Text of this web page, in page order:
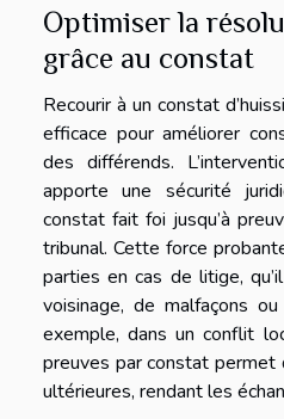
Optimiser la
grâce au constat
Recourir à un constat
efficace pour améliorer
des différends.
apporte une sécurité
constat fait foi jusqu’à
tribunal. Cette force
parties en cas de litige,
voisinage, de malfaçons
exemple, dans un conflit
preuves par constat permet
ultérieures, rendant les